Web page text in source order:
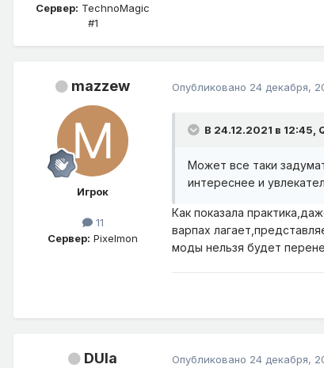
Сервер: TechnoMagic
#1
mazzew
Игрок
11
Сервер: Pixelmon
Опубликовано 24 декабря,
В 24.12.2021 в 12:45,
Может все таки
интереснее и
Как показала
варпах
моды нельзя будет
DUla Опубликовано 24 декабря,